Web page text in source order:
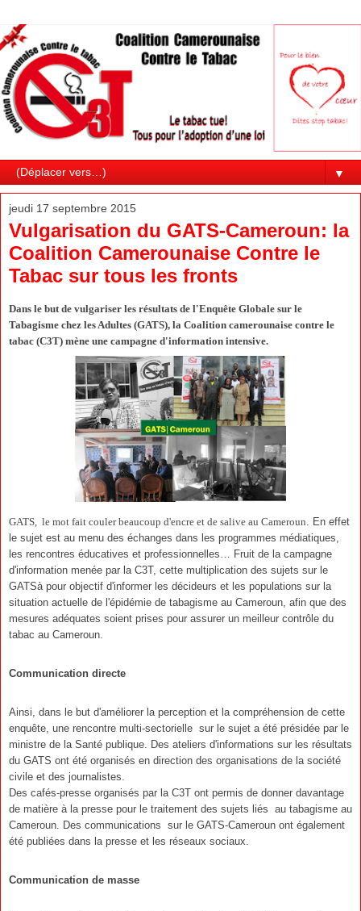
▼
jeudi 17 septembre 2015
Vulgarisation du GATS-Cameroun: la
Coalition Camerounaise Contre le
Tabac sur tous les fronts
Dans le but de vulgariser les résultats de l'Enquête Globale sur le
Tabagisme chez les Adultes (GATS), la Coalition camerounaise contre le
tabac (C3T) mène une campagne d'information intensive.
GATS, le mot fait couler beaucoup d'encre et de salive au Cameroun . En effet
le sujet est au menu des échanges dans les programmes médiatiques,
les rencontres éducatives et professionnelles… Fruit de la campagne
d'information menée par la C3T, cette multiplication des sujets sur le
GATSà pour objectif d'informer les décideurs et les populations sur la
situation actuelle de l'épidémie de tabagisme au Cameroun, afin que des
mesures adéquates soient prises pour assurer un meilleur contrôle du
tabac au Cameroun.
Communication directe
Ainsi, dans le but d'améliorer la perception et la compréhension de cette
enquête, une rencontre multi-sectorielle sur le sujet a été présidée par le
ministre de la Santé publique. Des ateliers d'informations sur les résultats
du GATS ont été organisés en direction des organisations de la société
civile et des journalistes.
Des cafés-presse organisés par la C3T ont permis de donner davantage
de matière à la presse pour le traitement des sujets liés au tabagisme au
Cameroun. Des communications sur le GATS-Cameroun ont également
été publiées dans la presse et les réseaux sociaux.
Communication de masse